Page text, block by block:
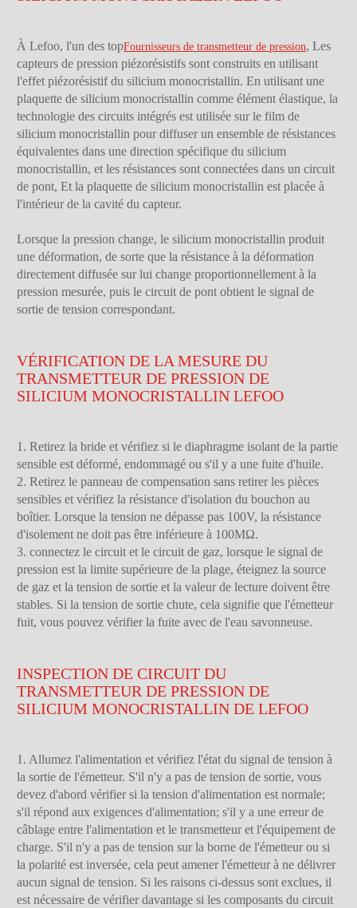
À Lefoo, l'un des topFournisseurs de transmetteur de pression, Les
capteurs de pression piézorésistifs sont construits en utilisant
l'effet piézorésistif du silicium monocristallin. En utilisant une
plaquette de silicium monocristallin comme élément élastique, la
technologie des circuits intégrés est utilisée sur le film de
silicium monocristallin pour diffuser un ensemble de résistances
équivalentes dans une direction spécifique du silicium
monocristallin, et les résistances sont connectées dans un circuit
de pont, Et la plaquette de silicium monocristallin est placée à
l'intérieur de la cavité du capteur.
Lorsque la pression change, le silicium monocristallin produit
une déformation, de sorte que la résistance à la déformation
directement diffusée sur lui change proportionnellement à la
pression mesurée, puis le circuit de pont obtient le signal de
sortie de tension correspondant.
VÉRIFICATION DE LA MESURE DU
TRANSMETTEUR DE PRESSION DE
SILICIUM MONOCRISTALLIN LEFOO
1. Retirez la bride et vérifiez si le diaphragme isolant de la partie
sensible est déformé, endommagé ou s'il y a une fuite d'huile.
2. Retirez le panneau de compensation sans retirer les pièces
sensibles et vérifiez la résistance d'isolation du bouchon au
boîtier. Lorsque la tension ne dépasse pas 100V, la résistance
d'isolement ne doit pas être inférieure à 100MΩ.
3. connectez le circuit et le circuit de gaz, lorsque le signal de
pression est la limite supérieure de la plage, éteignez la source
de gaz et la tension de sortie et la valeur de lecture doivent être
stables. Si la tension de sortie chute, cela signifie que l'émetteur
fuit, vous pouvez vérifier la fuite avec de l'eau savonneuse.
INSPECTION DE CIRCUIT DU
TRANSMETTEUR DE PRESSION DE
SILICIUM MONOCRISTALLIN DE LEFOO
1. Allumez l'alimentation et vérifiez l'état du signal de tension à
la sortie de l'émetteur. S'il n'y a pas de tension de sortie, vous
devez d'abord vérifier si la tension d'alimentation est normale;
s'il répond aux exigences d'alimentation; s'il y a une erreur de
câblage entre l'alimentation et le transmetteur et l'équipement de
charge. S'il n'y a pas de tension sur la borne de l'émetteur ou si
la polarité est inversée, cela peut amener l'émetteur à ne délivrer
aucun signal de tension. Si les raisons ci-dessus sont exclues, il
est nécessaire de vérifier davantage si les composants du circuit